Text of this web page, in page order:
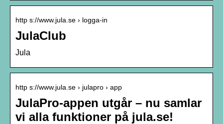
http s://www.jula.se › logga-in
JulaClub
Jula
http s://www.jula.se › julapro › app
JulaPro-appen utgår – nu samlar
vi alla funktioner på jula.se!